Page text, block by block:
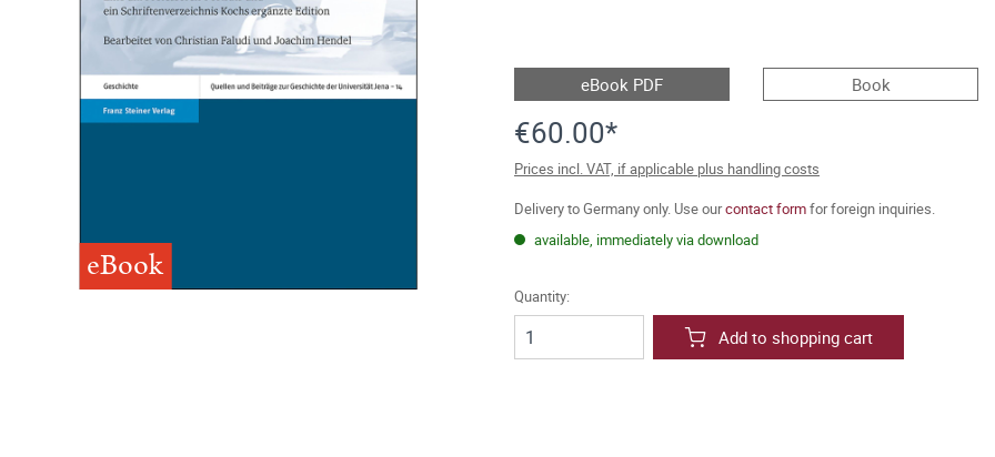
eBook
eBook PDF Book
€60.00*
Prices incl. VAT, if applicable plus handling costs
Delivery to Germany only. Use ourcontact formfor foreign inquiries.
available, immediately via download
Quantity:
Add to shopping cart